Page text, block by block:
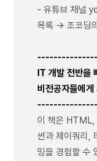
- 유튜브 채널
목록 → 조코딩
IT 개발 전반을
비전공자들에
이 책은 HTML,
썬과 제이쿼리,
밍을 경험할 수